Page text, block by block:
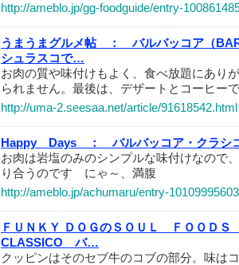
http://ameblo.jp/gg-foodguide/entry-
うまうまグルメ帖 ：
バルバッコア（
シュラスコで…
お肉の質や味付けもよく、食べ放題にあり
られません。最後は、デザートとコーヒー
http://uma-2.seesaa.net/article/91618542.html
Happy Days ：
バルバッコア・クラシ
お肉は岩塩のみのシンプルな味付けなので
り合うのです にゃ～、満腹
http://ameblo.jp/achumaru/entry-
ＦＵＮＫＹ ＤＯＧのＳＯＵＬ ＦＯＯ
CLASSICO バ…
クッピンはそのセブ牛のコブの部分。味は